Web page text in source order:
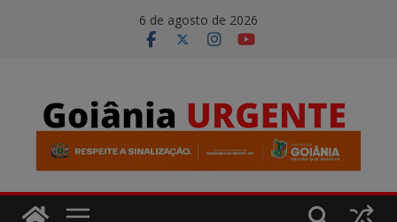
6 de agosto de 2026
modal-check